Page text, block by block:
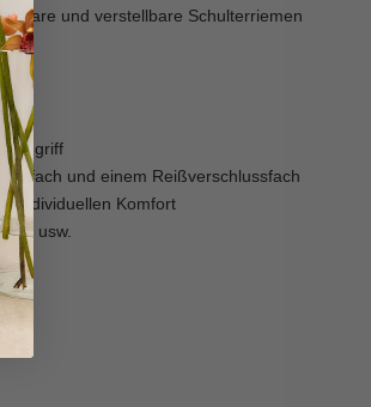
und verstellbare Schulterriemen
Zugriff
und einem Reißverschlussfach
individuellen Komfort
usw.